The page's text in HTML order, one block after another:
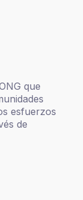
que
esfuerzos
de